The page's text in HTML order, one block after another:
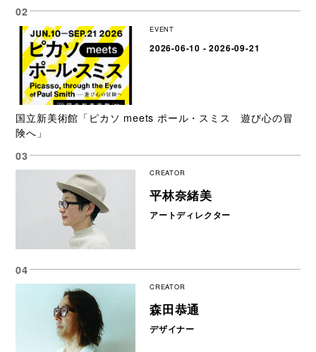
EVENT
2026-06-10 - 2026-09-21
国立新美術館「ピカソ meets ポール・スミス 遊び心の冒
険へ」
CREATOR
平林奈緒美
アートディレクター
CREATOR
森田恭通
デザイナー